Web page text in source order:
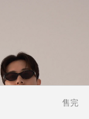
售完